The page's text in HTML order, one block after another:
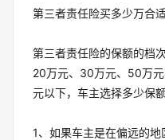
第三者责任险买多少万合适
第三者责任险的保额的档
20万元、30万元、50万
元以下，车主选择多少保
1、如果车主是在偏远的